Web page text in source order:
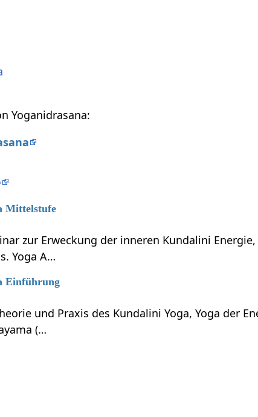
Yoganidrasana:
Mittelstufe
zur Erweckung der inneren Kundalini
Yoga A…
Einführung
und Praxis des Kundalini Yoga, Yoga der
(…